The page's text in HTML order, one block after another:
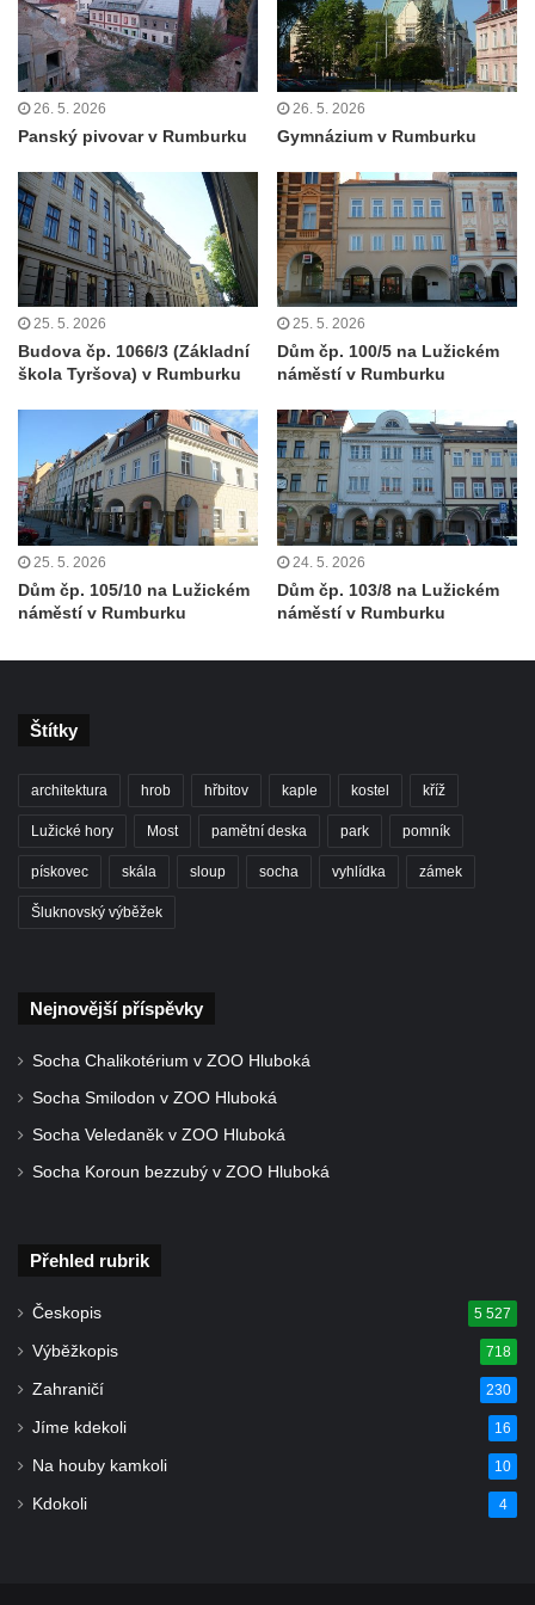
přádelny bavlny v Chotyni
Bývalá továrna Johann Schowanek, tovární
výroba dřevěného zboží v Jiřetíně pod
Pavilon Reinerovy fresky v zámeckém
parku v Duchcově
Dřevěný altán v Teplické ulici v Duchcově
Oplocení čestného dvora zámku v
Duchcově
Fara u kostela Zvěstování Panny Marie na
Fara před kostelem svatých Petra a Pavla v
Jeníkově
Areál Mikov v Mikulášovicích – Ignaze
Röslera synové, továrna kovového zboží
Tovární budova v Mikulášovicích – Anton
Marie ve Vilémově
Lázeňský dům čp. 82 v Lázních Libverda
Libverda
Lázeňský dům Depandance Vodoléčba čp.
113 v Lázních Libverda
Dům čp. 94 na náměstí T. G. Masaryka ve
Dům čp. 102 na náměstí T. G. Masaryka ve
náměstí T. G. Masaryka ve Frýdlantu
Dům čp. 95 na náměstí T. G. Masaryka ve
Frýdlantu
Dům čp. 43 v Havlíčkově ulici ve Frýdlantu
Dům čp. 42 v Havlíčkově ulici ve Frýdlantu
26. 5. 2026
Panský pivovar v Rumburku
26. 5. 2026
Gymnázium v Rumburku
25. 5. 2026
Budova čp. 1066/3 (Základní
škola Tyršova) v Rumburku
25. 5. 2026
Dům čp. 100/5 na Lužickém
náměstí v Rumburku
25. 5. 2026
Dům čp. 105/10 na Lužickém
náměstí v Rumburku
24. 5. 2026
Dům čp. 103/8 na Lužickém
náměstí v Rumburku
Štítky
architektura hrob hřbitov kaple kostel kříž
Lužické hory Most pamětní deska park pomník
pískovec skála sloup socha vyhlídka zámek
Šluknovský výběžek
Nejnovější příspěvky
Socha Chalikotérium v ZOO Hluboká
Socha Smilodon v ZOO Hluboká
Socha Veledaněk v ZOO Hluboká
Socha Koroun bezzubý v ZOO Hluboká
Přehled rubrik
Českopis 5 527
Výběžkopis 718
Zahraničí 230
Jíme kdekoli 16
Na houby kamkoli 10
Kdokoli 4